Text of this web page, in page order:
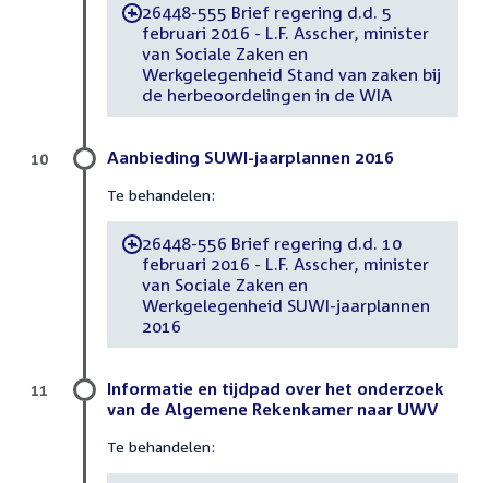
-26448-555 Brief regering d.d. 5
februari 2016 - L.F. Asscher, minister
van Sociale Zaken en
Werkgelegenheid Stand van zaken bij
de herbeoordelingen in de WIA
Aanbieding SUWI-jaarplannen 2016
Te behandelen:
-26448-556 Brief regering d.d. 10
februari 2016 - L.F. Asscher, minister
van Sociale Zaken en
Werkgelegenheid SUWI-jaarplannen
2016
10
Informatie en tijdpad over het onderzoek
van de Algemene Rekenkamer naar UWV
Te behandelen:
11